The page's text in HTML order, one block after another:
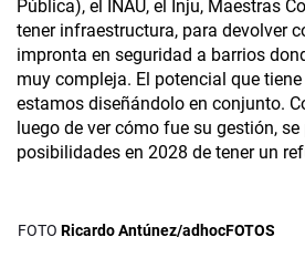
Pública), el INAU, el Inju, Maestras
tener infraestructura, para devolver
impronta en seguridad a barrios
muy compleja. El potencial que
estamos diseñándolo en conjunto.
luego de ver cómo fue su gestión, se
posibilidades en 2028 de tener un
Ricardo Antúnez/adhocFOTOS